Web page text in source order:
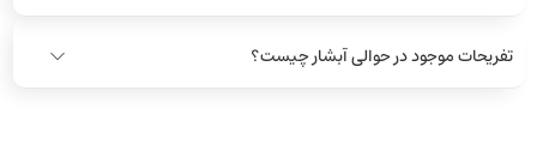
تفریحات موجود در حوالی آبشار چیست؟